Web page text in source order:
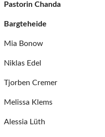
Pastorin Chanda
Bargteheide
Mia Bonow
Niklas Edel
Tjorben Cremer
Melissa Klems
Alessia Lüth